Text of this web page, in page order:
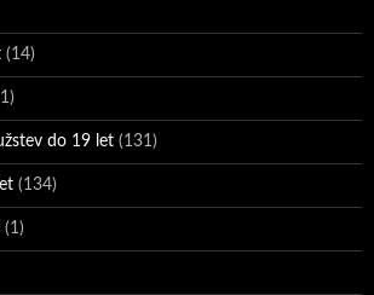
(14)
do 19 let (131)
(134)
(1)